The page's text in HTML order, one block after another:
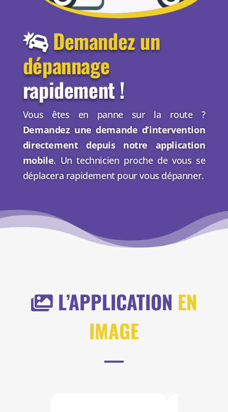
Demandez un
dépannage
rapidement !
Vous êtes en panne sur la route ?
Demandez une demande d’intervention
directement depuis notre application
mobile. Un technicien proche de vous se
déplacera rapidement pour vous dépanner.
L’APPLICATION EN
IMAGE